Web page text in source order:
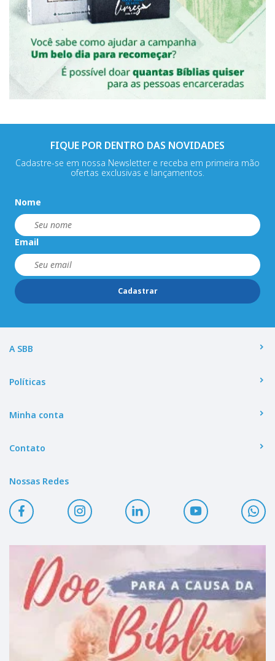
FIQUE POR DENTRO DAS NOVIDADES
Cadastre-se em nossa Newsletter e receba em primeira mão
ofertas exclusivas e lançamentos.
Nome
Email
Cadastrar
A SBB
Políticas
Minha conta
Contato
Nossas Redes